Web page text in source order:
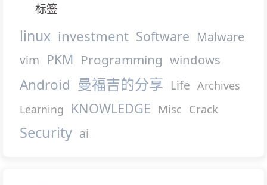
标签
linux investment Software Malware
vim PKM Programming windows
Android 曼福吉的分享 Life Archives
Learning
KNOWLEDGE Misc Crack
Security ai